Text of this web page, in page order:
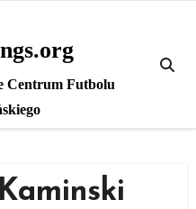
Centrum Futbolu